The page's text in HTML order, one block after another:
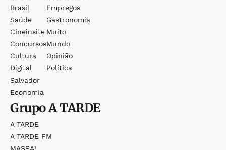
Brasil
Saúde
Cineinsite
Concursos
Cultura
Digital
Salvador
Economia
Empregos
Gastronomia
Muito
Mundo
Opinião
Política
GrupoA TARDE
A TARDE
A TARDE FM
MASSA!